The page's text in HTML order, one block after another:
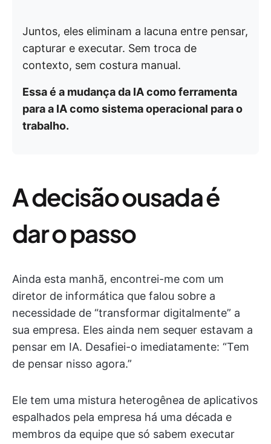
Juntos, eles eliminam a lacuna entre pensar,
capturar e executar. Sem troca de
contexto, sem costura manual.
Essa é a mudança da IA como ferramenta
para a IA como sistema operacional para o
trabalho.
A decisão ousada é
dar o passo
Ainda esta manhã, encontrei-me com um
diretor de informática que falou sobre a
necessidade de “transformar digitalmente” a
sua empresa. Eles ainda nem sequer estavam a
pensar em IA. Desafiei-o imediatamente: “Tem
de pensar nisso agora.”
Ele tem uma mistura heterogênea de aplicativos
espalhados pela empresa há uma década e
membros da equipe que só sabem executar